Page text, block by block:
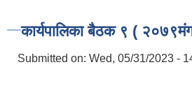
कार्यपालिका बैठक ९ (
Submitted on: Wed, 05/31/2023 -